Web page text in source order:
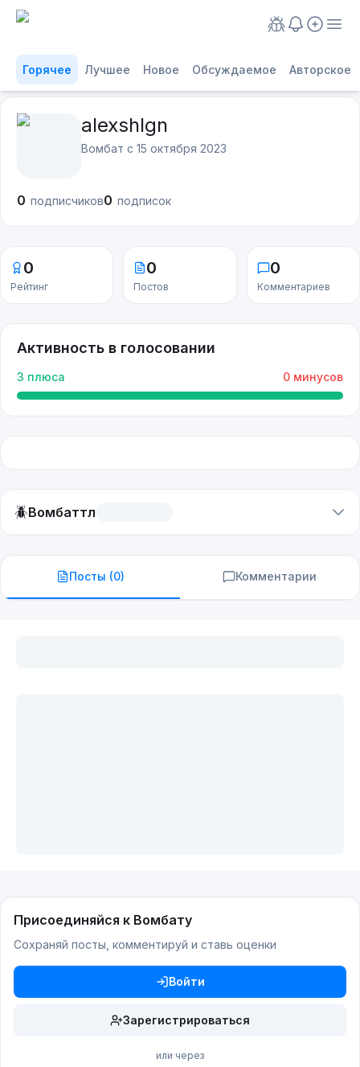
Горячее Лучшее Новое Обсуждаемое Авторское
alexshlgn
Вомбат с 15 октября 2023
0 подписчиков0 подписок
0
Рейтинг
0
Постов
0
Комментариев
Активность в голосовании
3 плюса 0 минусов
🪲Вомбаттл
Посты (0) Комментарии
Присоединяйся к Вомбату
Сохраняй посты, комментируй и ставь оценки
Войти
Зарегистрироваться
или через